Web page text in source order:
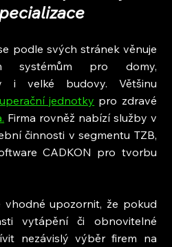
podle svých stránek věnuje
systémům pro domy,
i velké budovy. Většinu
jednotky
Firma rovněž nabízí služby v
činnosti v segmentu TZB,
CADKON pro tvorbu
upozornit, že pokud
vytápění či obnovitelné
nezávislý výběr firem na